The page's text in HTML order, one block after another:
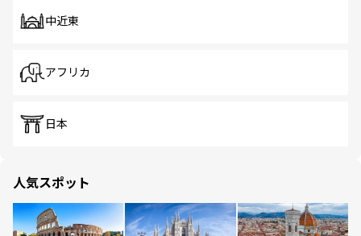
中近東
アフリカ
日本
人気スポット